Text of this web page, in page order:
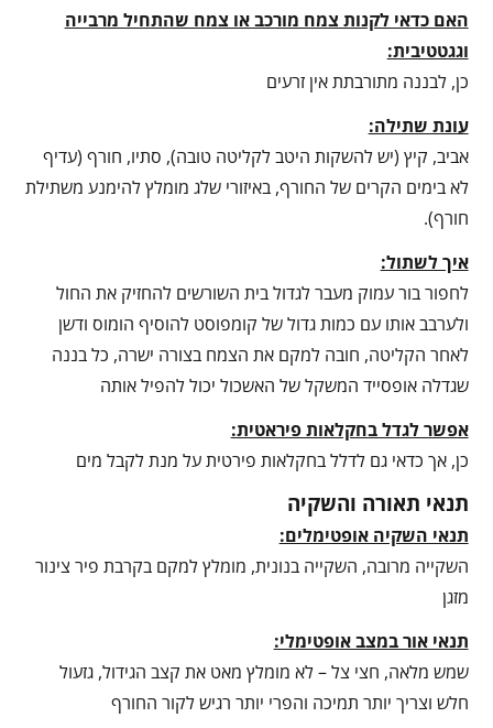
האם כדאי לקנות צמח מורכב או צמח שהתחיל מרבייה
וגגטטיבית:
כן, לבננה מתורבתת אין זרעים
עונת שתילה:
אביב, קיץ (יש להשקות היטב לקליטה טובה), סתיו, חורף (עדיף
לא בימים הקרים של החורף, באיזורי שלג מומלץ להימנע משתילת
חורף).
איך לשתול:
לחפור בור עמוק מעבר לגדול בית השורשים להחזיק את החול
ולערבב אותו עם כמות גדול של קומפוסט להוסיף הומוס ודשן
לאחר הקליטה, חובה למקם את הצמח בצורה ישרה, כל בננה
שגדלה אופסייד המשקל של האשכול יכול להפיל אותה
אפשר לגדל בחקלאות פיראטית:
כן, אך כדאי גם לדלל בחקלאות פירטית על מנת לקבל מים
תנאי תאורה והשקיה
תנאי השקיה אופטימלים:
השקייה מרובה, השקייה בנונית, מומלץ למקם בקרבת פיר צינור
מזגן
תנאי אור במצב אופטימלי:
שמש מלאה, חצי צל – לא מומלץ מאט את קצב הגידול, גזעול
חלש וצריך יותר תמיכה והפרי יותר רגיש לקור החורף